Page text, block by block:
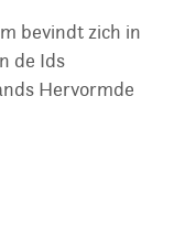
bevindt zich in
de Ids
Hervormde